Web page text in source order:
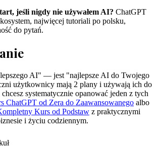
jeśli nigdy nie używałem AI? ChatGPT
najwięcej tutoriali po polsku,
do pytań.
AI" — jest "najlepsze AI do Twojego
użytkownicy mają 2 plany i używają ich do
systematycznie opanować jeden z tych
ChatGPT od Zera do Zaawansowanego albo
Kurs od Podstaw z praktycznymi
i życiu codziennym.